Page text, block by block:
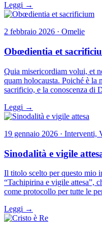
Leggi →
2 febbraio 2026 · Omelie
Obœdientia et
Quia misericordiam volui, et
quam holocausta. Poiché è
sacrificio, e la conoscenza
Leggi →
19 gennaio 2026 · Interventi,
Sinodalità e vigile
Il titolo scelto per questo mio
“Tachipirina e vigile attesa”,
come protocollo per tutte le
Leggi →